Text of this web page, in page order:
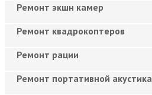
Ремонт экшн камер
Ремонт квадрокоптеров
Ремонт рации
Ремонт портативной акустика